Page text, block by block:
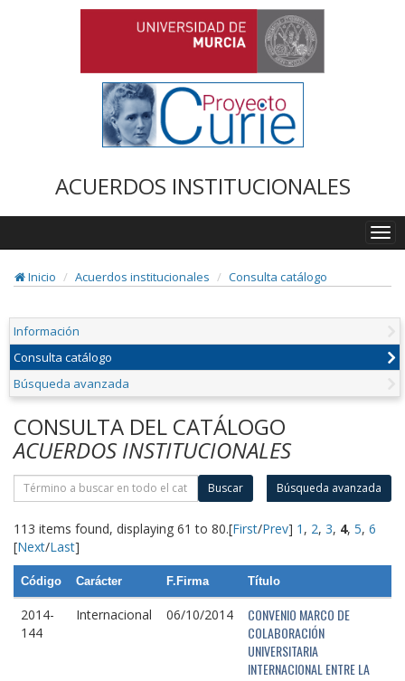
ACUERDOS INSTITUCIONALES
Inicio
Acuerdos institucionales Consulta catálogo
Información
Consulta catálogo
Búsqueda avanzada
CONSULTA DEL CATÁLOGO
ACUERDOS INSTITUCIONALES
Buscar Búsqueda avanzada
113 items found, displaying 61 to 80.[First/Prev] 1 , 2, 3, 4, 5, 6
[Next/Last]
Código Carácter F.Firma Título
2014-
144
Internacional 06/10/2014
CONVENIO MARCO DE
COLABORACIÓN
UNIVERSITARIA
INTERNACIONAL ENTRE LA